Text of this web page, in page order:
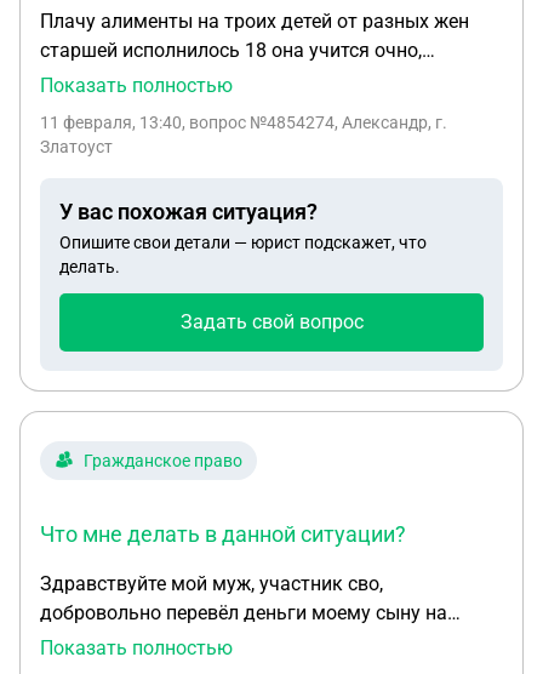
Плачу алименты на троих детей от разных жен
старшей исполнилось 18 она учится очно,
выплаты продолжают вычитать, ездил к
нет, и значит алименты поданы через суд. Почему
Показать полностью
11 февраля, 13:40, вопрос №4854274, Александр, г.
Златоуст
У вас похожая ситуация?
Опишите свои детали — юрист подскажет, что
делать.
Задать свой вопрос
Гражданское право
Что мне делать в данной ситуации?
Здравствуйте мой муж, участник сво,
добровольно перевёл деньги моему сыну на
ремонт, мы решили так помочь детям , все это
Показать полностью